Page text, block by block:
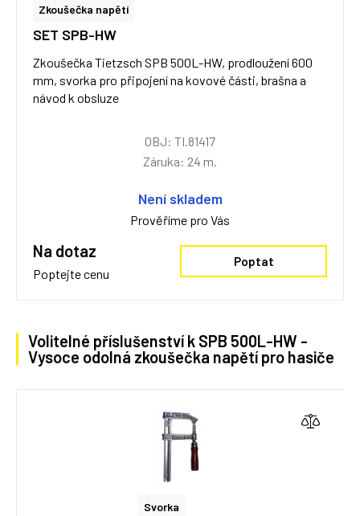
Zkoušečka napětí
SET SPB-HW
Zkoušečka Tietzsch SPB 500L-HW, prodloužení 600
mm, svorka pro připojení na kovové části, brašna a
návod k obsluze
OBJ: TI.81417
Záruka: 24 m.
Není skladem
Prověříme pro Vás
Na dotaz
Poptejte cenu
Poptat
Volitelné příslušenství k SPB 500L-HW -
Vysoce odolná zkoušečka napětí pro hasiče
Svorka